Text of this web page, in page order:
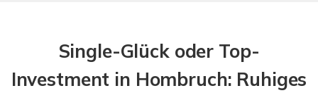
Single-Glück oder Top-
Investment in Hombruch: Ruhiges